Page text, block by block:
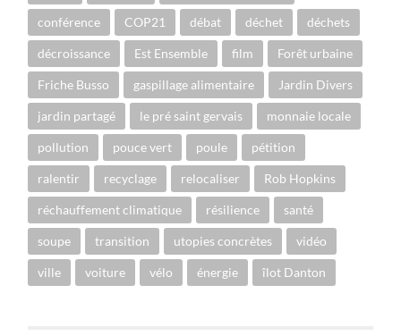
conférence COP21 débat déchet déchets
décroissance Est Ensemble film Forêt urbaine
Friche Busso gaspillage alimentaire Jardin Divers
jardin partagé le pré saint gervais monnaie locale
pollution pouce vert poule pétition
ralentir recyclage relocaliser Rob Hopkins
réchauffement climatique résilience santé
soupe transition utopies concrètes vidéo
ville voiture vélo énergie îlot Danton